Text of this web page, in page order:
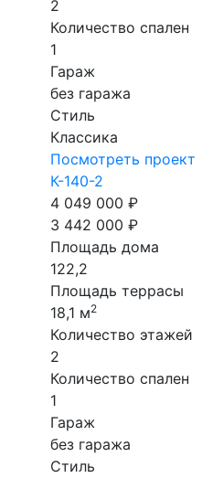
2
Количество спален
1
Гараж
без гаража
Стиль
Классика
Посмотреть проект
К-140-2
4 049 000 ₽
3 442 000 ₽
Площадь дома
122,2
Площадь террасы
18,1 м2
Количество этажей
2
Количество спален
1
Гараж
без гаража
Стиль